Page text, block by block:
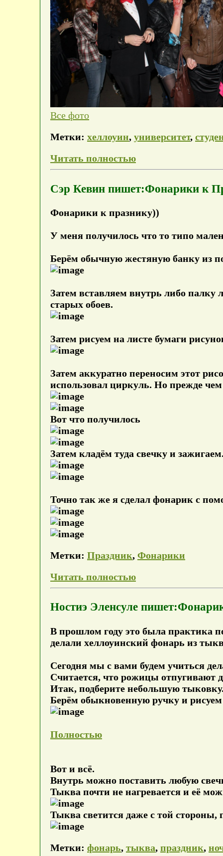
Все фото
Метки: хеллоуин, университет,
Читать полностью
Сэр Кевин пишет:Фонарики к
Фонарики к празнику))
У меня получилось что то типо
Берём обычную жестяную банку из
Затем вставляем внутрь либо
старых обоев.
Затем рисуем на листе бумаги
Затем аккуратно переносим этот
использовал циркуль. Но прежде
Вот что получилось
Затем кладём туда свечку и
Точно так же я сделал фонарик с
Метки: Праздник, Фонарики
Читать полностью
Ностиэ Эленсуле
В прошлом году это была практика
делали хеллоуинский фонарь из
Сегодня мы с вами будем учиться
Считается, что рожицы отпугивают
Итак, подберите небольшую
Берём обыкновенную ручку и
Полностью
Вот и всё.
Внутрь можно поставить любую
Тыква почти не нагревается и её
Тыква светится даже с той стороны,
Метки: фонарь, тыква, праздник,